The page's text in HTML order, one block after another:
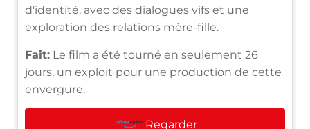
d'identité, avec des dialogues vifs et une
exploration des relations mère-fille.
Fait: Le film a été tourné en seulement 26
jours, un exploit pour une production de cette
envergure.
Regarder